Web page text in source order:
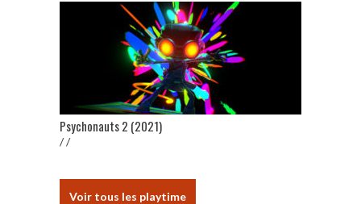
Psychonauts 2 (2021)
/ /
Voir tous les playtime